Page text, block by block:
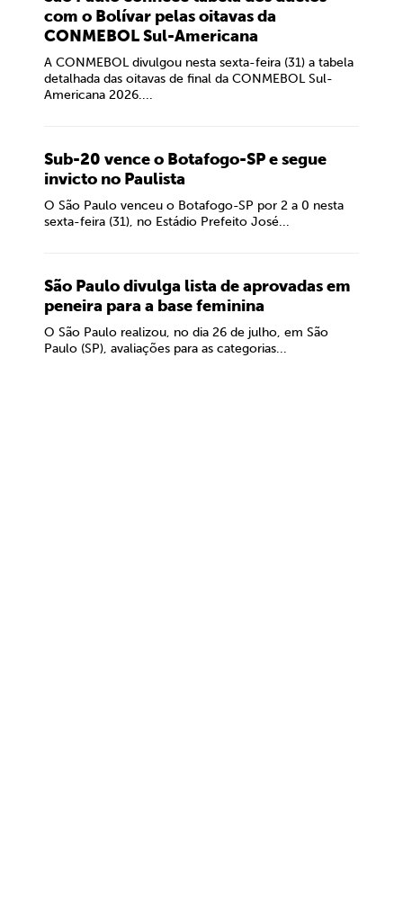
com o Bolívar pelas oitavas da
CONMEBOL Sul-Americana
A CONMEBOL divulgou nesta sexta-feira (31) a tabela
detalhada das oitavas de final da CONMEBOL Sul-
Americana 2026....
Sub-20 vence o Botafogo-SP e segue
invicto no Paulista
O São Paulo venceu o Botafogo-SP por 2 a 0 nesta
sexta-feira (31), no Estádio Prefeito José...
São Paulo divulga lista de aprovadas em
peneira para a base feminina
O São Paulo realizou, no dia 26 de julho, em São
Paulo (SP), avaliações para as categorias...